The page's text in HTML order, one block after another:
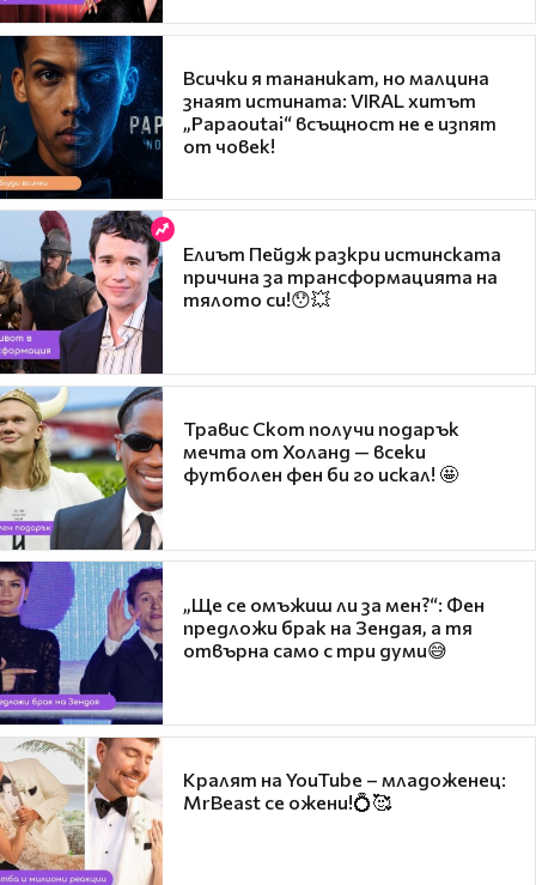
Всички я тананикат, но малцина
знаят истината: VIRAL хитът
„Papaoutai“ всъщност не е изпят
от човек!
Елиът Пейдж разкри истинската
причина за трансформацията на
тялото си!😯💥
Травис Скот получи подарък
мечта от Холанд — всеки
футболен фен би го искал! 🤩
„Ще се омъжиш ли за мен?“: Фен
предложи брак на Зендая, а тя
отвърна само с три думи😅
Кралят на YouTube – младоженец:
MrBeast се ожени!💍🥰